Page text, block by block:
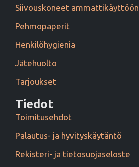
Siivouskoneet ammattikäyttöön
Pehmopaperit
Henkilöhygienia
Jätehuolto
Tarjoukset
Tiedot
Toimitusehdot
Palautus- ja hyvityskäytäntö
Rekisteri- ja tietosuojaseloste